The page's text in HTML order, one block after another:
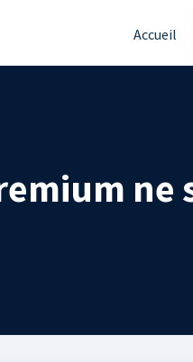
Accueil
ne